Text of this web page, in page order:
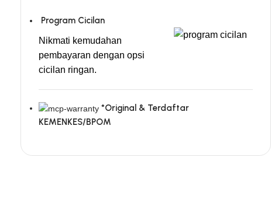
Program Cicilan
Nikmati kemudahan
pembayaran dengan opsi
cicilan ringan.
*Original & Terdaftar
KEMENKES/BPOM